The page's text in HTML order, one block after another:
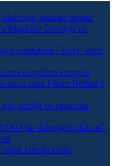
anlamlı destek
Muşlular Derneği’ne
mutluluğa "Evet" dedi
köprüleri kuruyor
öncü ismi Fikret Bülbül'e
birliği ve ekonomi
daha gür çıkacak”
Gresta Unlu